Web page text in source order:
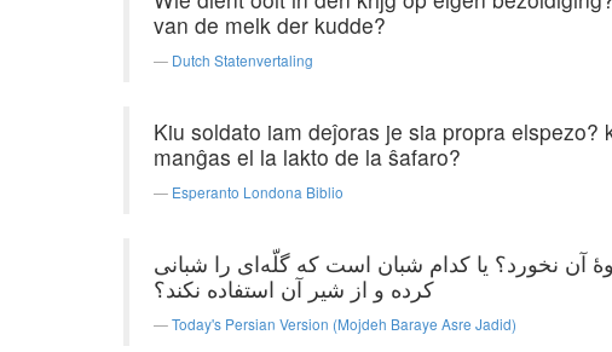
van de melk der kudde?
Dutch Statenvertaling
Kiu soldato iam deĵoras je sia propra
manĝas el la lakto de la ŝafaro?
Esperanto Londona Biblio
آن نخورد؟ یا كدام شبان است كه گلّه‌ای را شبانی
كرده و از شیر آن استفاده نكند؟
Today's Persian Version (Mojdeh Baraye Asre Jadid)